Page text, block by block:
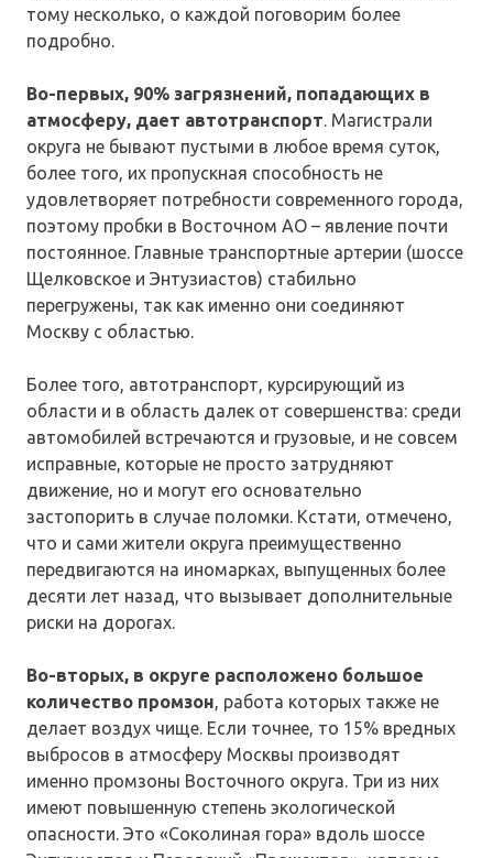
тому несколько, о каждой поговорим более
подробно.
Во-первых, 90% загрязнений, попадающих в
атмосферу, дает автотранспорт. Магистрали
округа не бывают пустыми в любое время суток,
более того, их пропускная способность не
удовлетворяет потребности современного города,
поэтому пробки в Восточном АО – явление почти
постоянное. Главные транспортные артерии (шоссе
Щелковское и Энтузиастов) стабильно
перегружены, так как именно они соединяют
Москву с областью.
Более того, автотранспорт, курсирующий из
области и в область далек от совершенства: среди
автомобилей встречаются и грузовые, и не совсем
исправные, которые не просто затрудняют
движение, но и могут его основательно
застопорить в случае поломки. Кстати, отмечено,
что и сами жители округа преимущественно
передвигаются на иномарках, выпущенных более
десяти лет назад, что вызывает дополнительные
риски на дорогах.
Во-вторых, в округе расположено большое
количество промзон, работа которых также не
делает воздух чище. Если точнее, то 15% вредных
выбросов в атмосферу Москвы производят
именно промзоны Восточного округа. Три из них
имеют повышенную степень экологической
опасности. Это «Соколиная гора» вдоль шоссе